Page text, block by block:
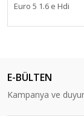
Euro 5 1.6 e Hdi
E-BÜLTEN
Kampanya ve